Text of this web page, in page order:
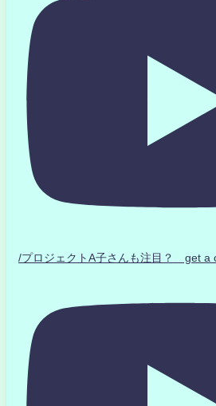
/プロジェクトA子さんも注目？ get a